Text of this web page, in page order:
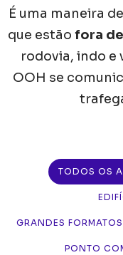
É uma maneira
que estão fora
rodovia, indo e
OOH se
TODOS OS
GRANDES
PONTO